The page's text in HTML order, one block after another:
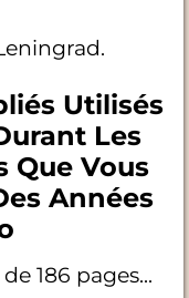
Utilisés
Les
Que Vous
Années
186 pages...